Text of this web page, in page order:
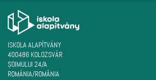
ISKOLA ALAPÍTVÁNY
400486 KOLOZSVÁR
ŞOIMULUI 24/A
ROMÁNIA/ROMÂNIA